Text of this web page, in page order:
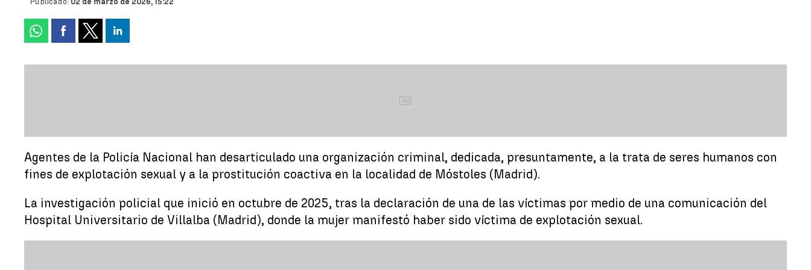
Ad
Agentes de la Policía Nacional han desarticulado una organización criminal, dedicada, presuntamente, a la trata de seres humanos con
fines de explotación sexual y a la prostitución coactiva en la localidad de Móstoles (Madrid).
La investigación policial que inició en octubre de 2025, tras la declaración de una de las víctimas por medio de una comunicación del
Hospital Universitario de Villalba (Madrid), donde la mujer manifestó haber sido víctima de explotación sexual.